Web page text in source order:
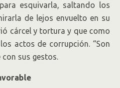
esquivarla, saltando los
de lejos envuelto en su
cárcel y tortura y que como
actos de corrupción. “Son
con sus gestos.